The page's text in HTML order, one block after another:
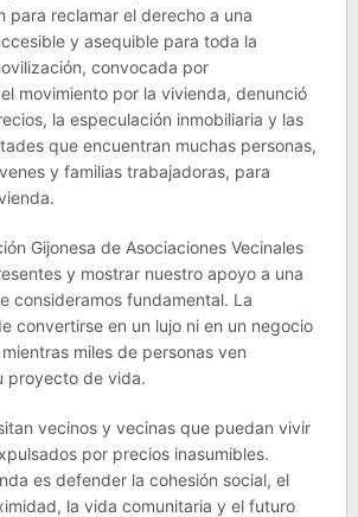
para reclamar el derecho a una
y asequible para toda la
convocada por
movimiento por la vivienda, denunció
la especulación inmobiliaria y las
que encuentran muchas personas,
y familias trabajadoras, para
Gijonesa de Asociaciones Vecinales
y mostrar nuestro apoyo a una
consideramos fundamental. La
convertirse en un lujo ni en un negocio
miles de personas ven
proyecto de vida.
vecinos y vecinas que puedan vivir
por precios inasumibles.
es defender la cohesión social, el
la vida comunitaria y el futuro